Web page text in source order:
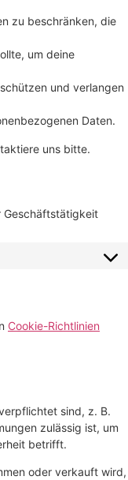
zu beschränken, die
um deine
und verlangen
Daten.
uns bitte.
Geschäftstätigkeit
Cookie-Richtlinien
sind, z. B.
zulässig ist, um
betrifft.
oder verkauft wird,